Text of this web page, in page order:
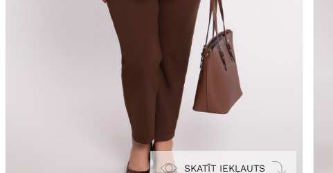
SKATĪT IEKĻAUTS